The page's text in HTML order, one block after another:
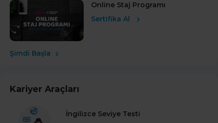
Online Staj Programı
Sertifika Al
Şimdi Başla
Kariyer Araçları
İngilizce Seviye Testi